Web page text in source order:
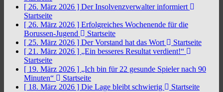
[ 26. März 2026 ] Der Insolvenzverwalter informiert
Startseite
[ 26. März 2026 ] Erfolgreiches Wochenende für die
Borussen-Jugend
Startseite
[ 25. März 2026 ] Der Vorstand hat das Wort
Startseite
[ 21. März 2026 ] „Ein besseres Resultat verdient!“
Startseite
[ 19. März 2026 ] „Ich bin für 22 gesunde Spieler nach 90
Minuten“
Startseite
[ 18. März 2026 ] Die Lage bleibt schwierig
Startseite